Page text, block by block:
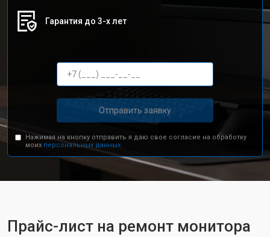
Гарантия до 3-х лет
Отправить заявку
Нажимая на кнопку отправить я даю свое согласие на обработку
моих персональных данных.
Прайс-лист на ремонт монитора